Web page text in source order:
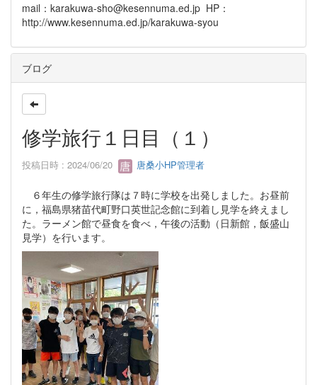
mail：karakuwa-sho@kesennuma.ed.jp HP：
http://www.kesennuma.ed.jp/karakuwa-syou
ブログ
修学旅行１日目（１）
投稿日時 : 2024/06/20 唐桑小HP管理者
６年生の修学旅行隊は７時に学校を出発しました。お昼前
に，福島県猪苗代町野口英世記念館に到着し見学を終えまし
た。ラーメン館で昼食を食べ，午後の活動（日新館，飯盛山
見学）を行います。